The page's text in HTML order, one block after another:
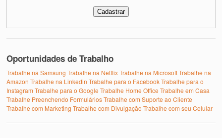
Oportunidades de Trabalho
Trabalhe na Samsung Trabalhe na NetflixTrabalhe na MicrosoftTrabalhe na
Amazon Trabalhe na Linkedin Trabalhe para o FacebookTrabalhe para o
Instagram Trabalhe para o Google Trabalhe Home Office Trabalhe em Casa
Trabalhe Preenchendo FormuláriosTrabalhe com Suporte ao Cliente
Trabalhe com Marketing Trabalhe com Divulgação Trabalhe com seu Celular